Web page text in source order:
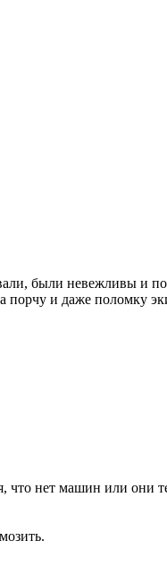
были невежливы и
порчу и даже поломку
что нет машин или они